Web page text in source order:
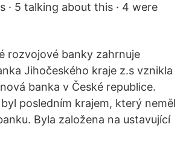
· 5 talking about this · 4 were
rozvojové banky zahrnuje
Jihočeského kraje z.s vznikla
banka v České republice.
posledním krajem, který neměl
Byla založena na ustavující